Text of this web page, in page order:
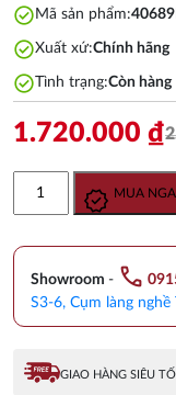
check_circle Mã sản phẩm:
check_circleXuất xứ:Chính hãng
check_circleTình trạng:Còn hàng
1.720.000 ₫
Sinh
Nhập
Khẩu
Đức
40689DL1
MUA
Showroom - call
S3-6, Cụm làng
GIAO HÀNG SIÊU